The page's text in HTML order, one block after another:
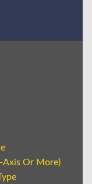
Axis Or More)